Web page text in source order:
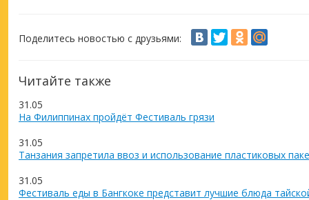
Поделитесь новостью с друзьями:
Читайте также
31.05
На Филиппинах пройдёт Фестиваль грязи
31.05
Танзания запретила ввоз и использование пластиковых
31.05
Фестиваль еды в Бангкоке представит лучшие блюда